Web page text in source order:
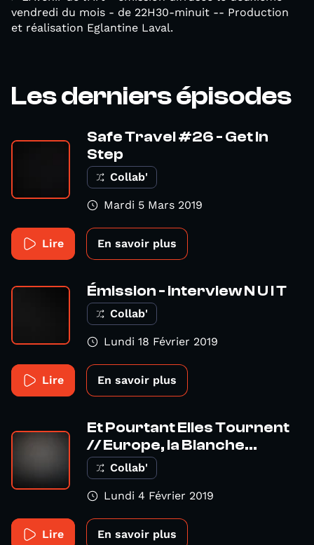
vendredi du mois - de 22H30-minuit -- Production
et réalisation Eglantine Laval.
Les derniers épisodes
Safe Travel #26 - Get In
Step
Collab'
Mardi 5 Mars 2019
Lire En savoir plus
Émission - interview N U I T
Collab'
Lundi 18 Février 2019
Lire En savoir plus
Et Pourtant Elles Tournent
// Europe, la Blanche...
Collab'
Lundi 4 Février 2019
Lire En savoir plus